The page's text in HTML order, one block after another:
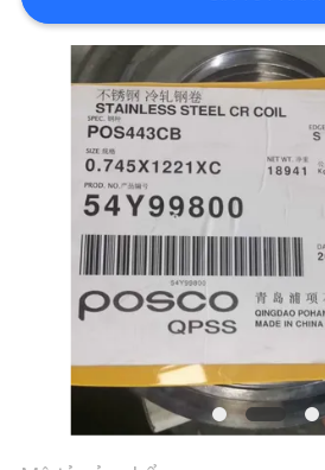
CHÚNG
TRƯỜNG
COMPANY
NEWS